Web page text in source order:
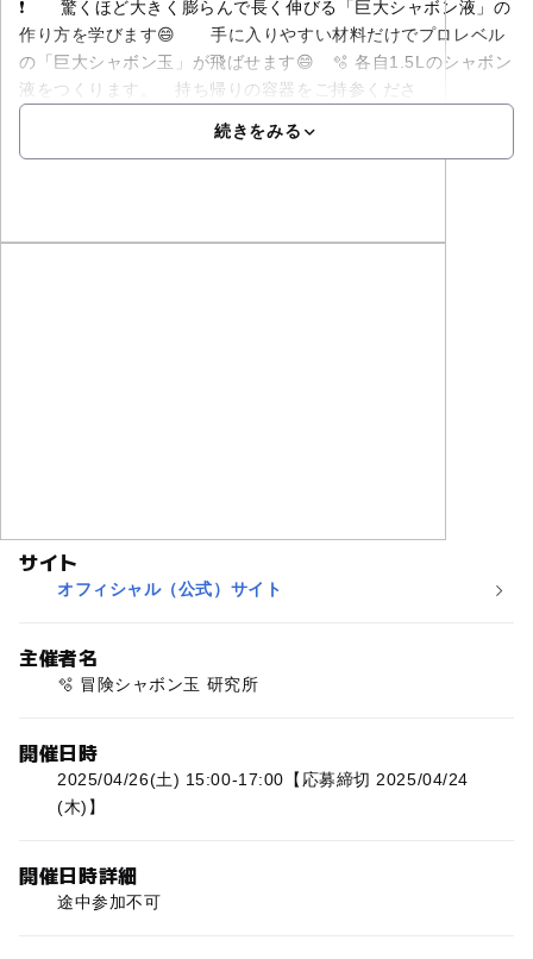
❗ 驚くほど大きく膨らんで長く伸びる「巨大シャボン液」の
作り方を学びます😄 手に入りやすい材料だけでプロレベル
の「巨大シャボン玉」が飛ばせます😄 🫧 各自1.5Lのシャボン
液をつくります。 持ち帰りの容器をご持参くださ
続きをみる
サイト
オフィシャル（公式）サイト
主催者名
🫧 冒険シャボン玉 研究所
開催日時
2025/04/26(土) 15:00-17:00【応募締切 2025/04/24
(木)】
開催日時詳細
途中参加不可